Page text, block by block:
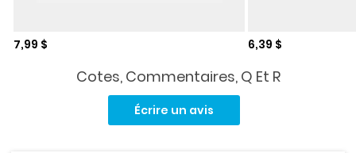
Prix de solde
7,99 $ Prix de solde
6,39 $
Cotes, Commentaires, Q Et R
Écrire un avis